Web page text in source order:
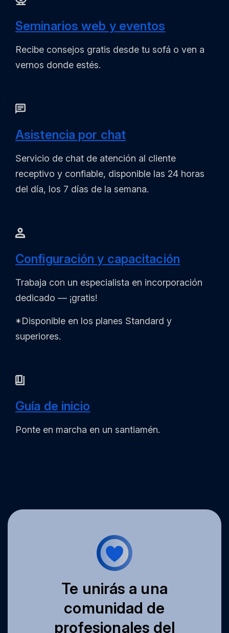
Seminarios web y eventos
Recibe consejos gratis desde tu sofá o ven a
vernos donde estés.
Asistencia por chat
Servicio de chat de atención al cliente
receptivo y confiable, disponible las 24 horas
del día, los 7 días de la semana.
Configuración y capacitación
Trabaja con un especialista en incorporación
dedicado — ¡gratis!
*Disponible en los planes Standard y
superiores.
Guía de inicio
Ponte en marcha en un santiamén.
Te unirás a una
comunidad de
profesionales del